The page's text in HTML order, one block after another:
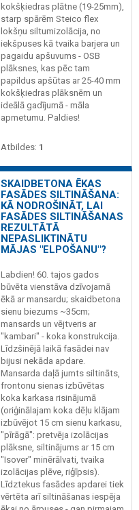
kokšķiedras plātne (19-25mm),
starp spārēm Steico flex
lokšņu siltumizolācija, no
iekšpuses kā tvaika barjera un
pagaidu apšuvums - OSB
plāksnes, kas pēc tam
papildus apšūtas ar 25-40 mm
kokšķiedras plāksnēm un
ideālā gadījumā - māla
apmetumu. Paldies!
Atbildes: 1
SKAIDBETONA ĒKAS
FASĀDES SILTINĀŠANA:
KĀ NODROŠINĀT, LAI
FASĀDES SILTINĀŠANAS
REZULTĀTĀ
NEPASLIKTINĀTU
MĀJAS "ELPOŠANU"?
Labdien! 60. tajos gados
būvēta vienstāva dzīvojamā
ēkā ar mansardu; skaidbetona
sienu biezums ~35cm;
mansards un vējtveris ar
"kambari" - koka konstrukcija.
Līdzšinējā laikā fasādei nav
bijusi nekāda apdare.
Mansarda daļā jumts siltināts,
frontonu sienas izbūvētas
koka karkasa risinājumā
(oriģinālajam koka dēļu klājam
izbūvējot 15 cm sienu karkasu,
"pīrāgā": pretvēja izolācijas
plāksne, siltinājums ar 15 cm
"Isover" minērālvati, tvaika
izolācijas plēve, riģīpsis).
Līdztekus fasādes apdarei tiek
vērtēta arī siltināšanas iespēja